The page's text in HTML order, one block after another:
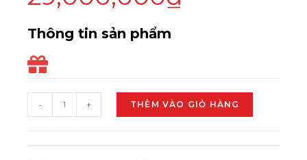
Thông tin sản phẩm
- + THÊM VÀO GIỎ HÀNG